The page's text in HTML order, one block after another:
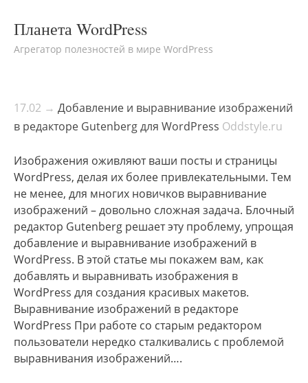
Планета WordPress
Агрегатор полезностей в мире WordPress
17.02 → Добавление и выравнивание изображений
в редакторе Gutenberg для WordPress Oddstyle.ru
Изображения оживляют ваши посты и страницы
WordPress, делая их более привлекательными. Тем
не менее, для многих новичков выравнивание
изображений – довольно сложная задача. Блочный
редактор Gutenberg решает эту проблему, упрощая
добавление и выравнивание изображений в
WordPress. В этой статье мы покажем вам, как
добавлять и выравнивать изображения в
WordPress для создания красивых макетов.
Выравнивание изображений в редакторе
WordPress При работе со старым редактором
пользователи нередко сталкивались с проблемой
выравнивания изображений….